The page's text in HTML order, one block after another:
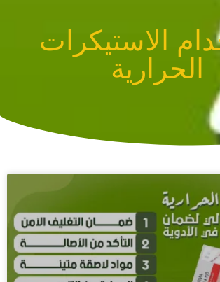
الاستيكرات
الحرارية